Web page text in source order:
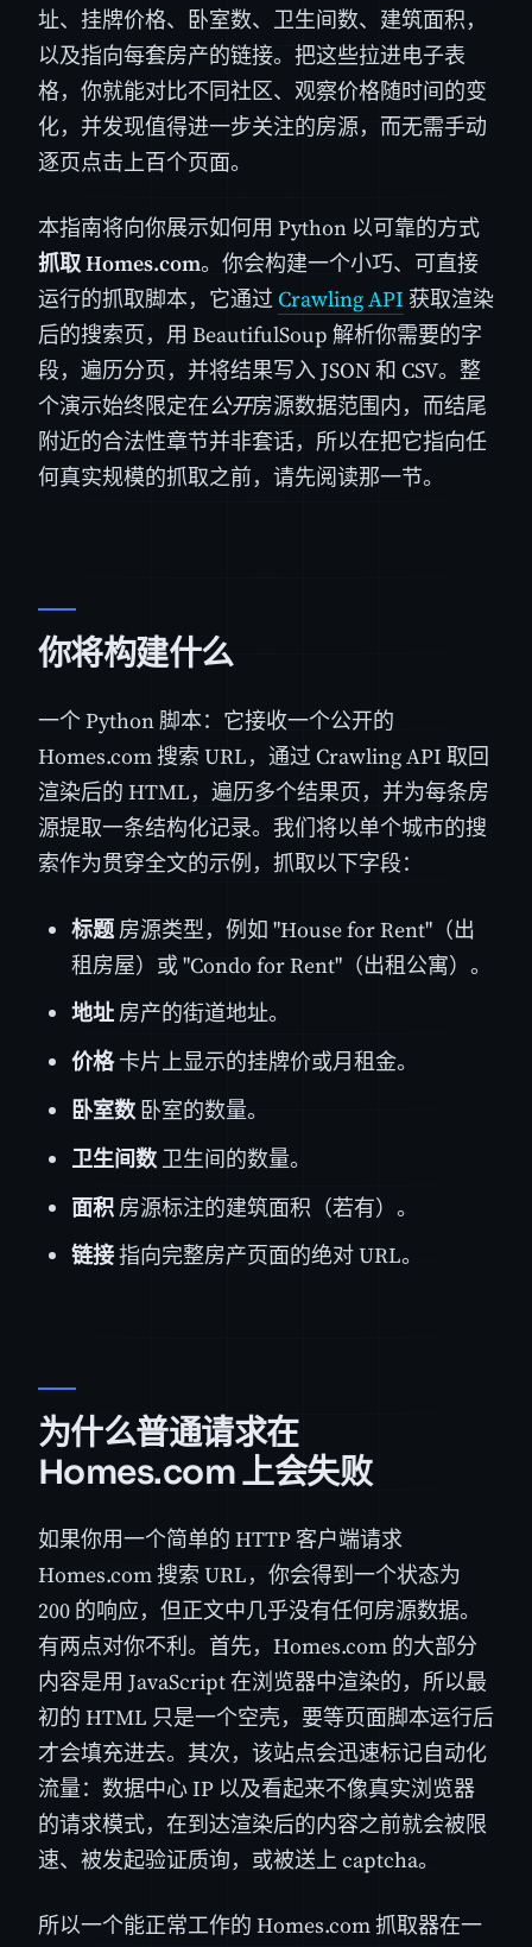
址、挂牌价格、卧室数、卫生间数、建筑面积，
以及指向每套房产的链接。把这些拉进电子表
格，你就能对比不同社区、观察价格随时间的变
化，并发现值得进一步关注的房源，而无需手动
逐页点击上百个页面。
本指南将向你展示如何用 Python 以可靠的方式
抓取 Homes.com。你会构建一个小巧、可直接
运行的抓取脚本，它通过Crawling API 获取渲染
后的搜索页，用 BeautifulSoup 解析你需要的字
段，遍历分页，并将结果写入 JSON 和 CSV。整
个演示始终限定在公开房源数据范围内，而结尾
附近的合法性章节并非套话，所以在把它指向任
何真实规模的抓取之前，请先阅读那一节。
你将构建什么
一个 Python 脚本：它接收一个公开的
Homes.com 搜索 URL，通过 Crawling API 取回
渲染后的 HTML，遍历多个结果页，并为每条房
源提取一条结构化记录。我们将以单个城市的搜
索作为贯穿全文的示例，抓取以下字段：
标题房源类型，例如 "House for Rent"（出
租房屋）或 "Condo for Rent"（出租公寓）。
地址房产的街道地址。
价格卡片上显示的挂牌价或月租金。
卧室数卧室的数量。
卫生间数 卫生间的数量。
面积 房源标注的建筑面积（若有）。
链接指向完整房产页面的绝对 URL。
为什么普通请求在
Homes.com 上会失败
如果你用一个简单的 HTTP 客户端请求
Homes.com 搜索 URL，你会得到一个状态为
200 的响应，但正文中几乎没有任何房源数据。
有两点对你不利。首先，Homes.com 的大部分
内容是用 JavaScript 在浏览器中渲染的，所以最
初的 HTML 只是一个空壳，要等页面脚本运行后
才会填充进去。其次，该站点会迅速标记自动化
流量：数据中心 IP 以及看起来不像真实浏览器
的请求模式，在到达渲染后的内容之前就会被限
速、被发起验证质询，或被送上 captcha。
所以一个能正常工作的 Homes.com 抓取器在一